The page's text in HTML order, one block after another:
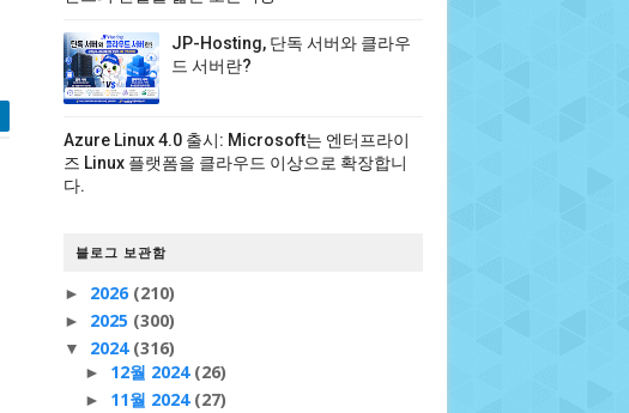
JP-Hosting, 단독 서버와 클라우
드 서버란?
Azure Linux 4.0 출시: Microsoft는 엔터프라이
즈 Linux 플랫폼을 클라우드 이상으로 확장합니
다.
블로그 보관함
► 2026 (210)
► 2025 (300)
▼ 2024 (316)
► 12월 2024 (26)
► 11월 2024 (27)